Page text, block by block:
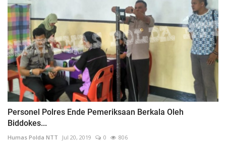
Personel Polres Ende Pemeriksaan Berkala Oleh
Biddokes...
Humas Polda NTT Jul 20, 2019 0 806